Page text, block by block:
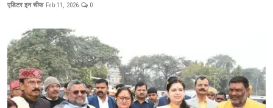
एडिटर इन चीफ Feb 11, 2026 0